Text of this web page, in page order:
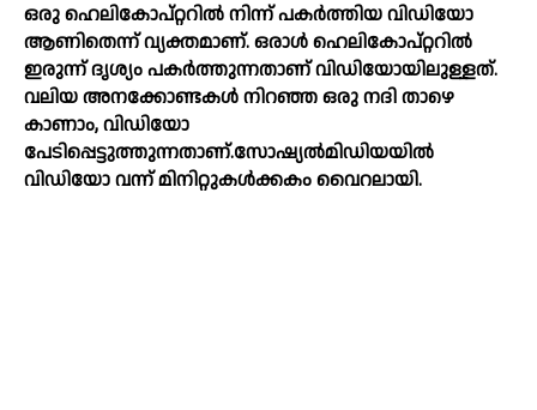
ഒരു ഹെലികോപ്റ്ററില്‍ നിന്ന് പകര്‍ത്തിയ വിഡിയോ
ആണിതെന്ന് വ്യക്തമാണ്. ഒരാള്‍ ഹെലികോപ്റ്ററില്‍
ഇരുന്ന് ദൃശ്യം പകര്‍ത്തുന്നതാണ് വിഡിയോയിലുള്ളത്.
വലിയ അനക്കോണ്ടകള്‍ നിറഞ്ഞ ഒരു നദി താഴെ
കാണാം, വിഡിയോ
പേടിപ്പെട്ടുത്തുന്നതാണ്.സോഷ്യല്‍മിഡിയയില്‍
വിഡിയോ വന്ന് മിനിറ്റുകള്‍ക്കകം വൈറലായി.